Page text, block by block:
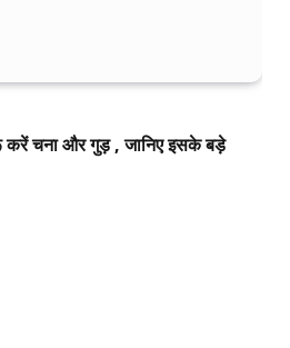
करें चना और गुड़ , जानिए इसके बड़े